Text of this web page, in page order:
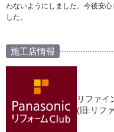
わないようにしました。今後安
した。
施工店情報
リファイ
(旧:リフ